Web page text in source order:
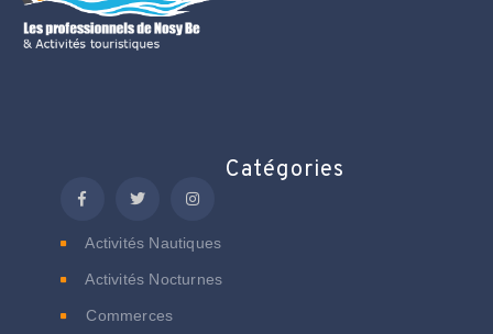
Catégories
Activités Nautiques
Activités Nocturnes
Commerces